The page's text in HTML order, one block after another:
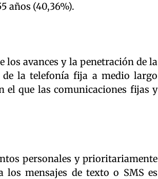
años (40,36%).
los avances y la penetración de la
la telefonía fija a medio largo
el que las comunicaciones fijas y
personales y prioritariamente
mensajes de texto o SMS es